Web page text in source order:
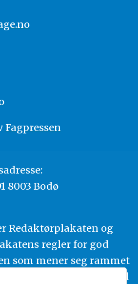
Fagpressen
8003 Bodø
Redaktørplakaten og
regler for god
som mener seg rammet
oppfordres til